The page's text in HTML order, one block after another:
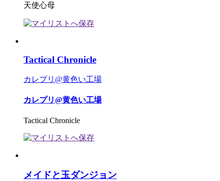
天使心母
Tactical Chronicle
カレプリ@黄色い工場
カレプリ@黄色い工場
Tactical Chronicle
メイドと玉ダンジョン